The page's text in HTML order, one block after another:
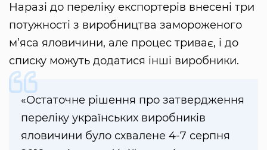
Наразі до переліку експортерів внесені три
потужності з виробництва замороженого
м’яса яловичини, але процес триває, і до
списку можуть додатися інші виробники.
«Остаточне рішення про затвердження
переліку українських виробників
яловичини було схвалене 4-7 серпня